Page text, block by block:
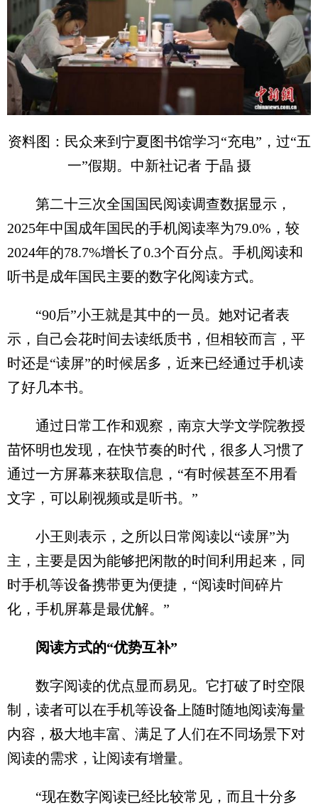
资料图：民众来到宁夏图书馆学习“充电”，过“五
一”假期。中新社记者 于晶 摄
第二十三次全国国民阅读调查数据显示，
2025年中国成年国民的手机阅读率为79.0%，较
2024年的78.7%增长了0.3个百分点。手机阅读和
听书是成年国民主要的数字化阅读方式。
“90后”小王就是其中的一员。她对记者表
示，自己会花时间去读纸质书，但相较而言，平
时还是“读屏”的时候居多，近来已经通过手机读
了好几本书。
通过日常工作和观察，南京大学文学院教授
苗怀明也发现，在快节奏的时代，很多人习惯了
通过一方屏幕来获取信息，“有时候甚至不用看
文字，可以刷视频或是听书。”
小王则表示，之所以日常阅读以“读屏”为
主，主要是因为能够把闲散的时间利用起来，同
时手机等设备携带更为便捷，“阅读时间碎片
化，手机屏幕是最优解。”
阅读方式的“优势互补”
数字阅读的优点显而易见。它打破了时空限
制，读者可以在手机等设备上随时随地阅读海量
内容，极大地丰富、满足了人们在不同场景下对
阅读的需求，让阅读有增量。
“现在数字阅读已经比较常见，而且十分多